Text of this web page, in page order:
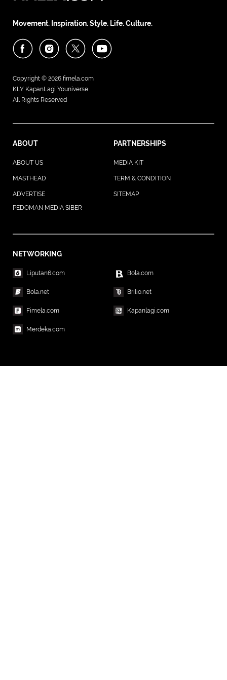
Movement. Inspiration. Style. Life. Culture.
Copyright © 2026 fimela.com
KLY KapanLagi Youniverse
All Rights Reserved
ABOUT PARTNERSHIPS
ABOUT US MEDIA KIT
MASTHEAD TERM & CONDITION
ADVERTISE
SITEMAP
PEDOMAN MEDIA SIBER
NETWORKING
Liputan6.com Bola.com
Bola.net Brilio.net
Fimela.com Kapanlagi.com
Merdeka.com